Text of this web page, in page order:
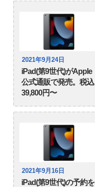
2021年9月24日
iPad(第9世代)がApple
公式通販で発売。税込
39,800円〜
2021年9月16日
iPad(第9世代)の予約を